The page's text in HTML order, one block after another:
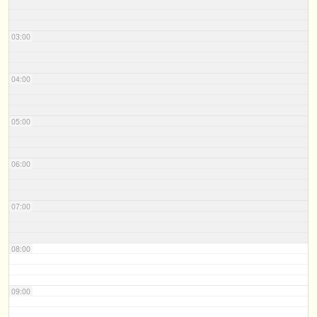
03:00
04:00
05:00
06:00
07:00
08:00
09:00